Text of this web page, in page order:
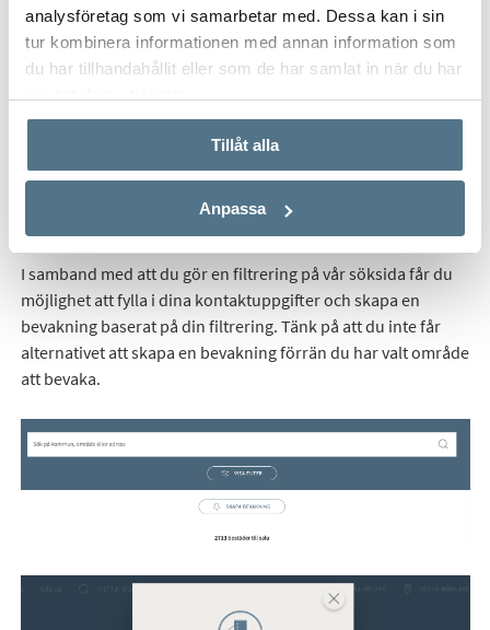
analysföretag som vi samarbetar med. Dessa kan i sin
tur kombinera informationen med annan information som
du har tillhandahållit eller som de har samlat in när du har
Tillåt alla
Anpassa
I samband med att du gör en filtrering på vår söksida får du
möjlighet att fylla i dina kontaktuppgifter och skapa en
bevakning baserat på din filtrering. Tänk på att du inte får
alternativet att skapa en bevakning förrän du har valt område
att bevaka.